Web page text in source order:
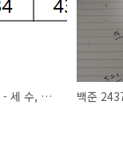
백준 2405 자바 - 세 수, 두 M (BOJ 2405 JAVA)